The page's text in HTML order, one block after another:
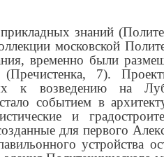
знаний
московской
временно были
7).
к возведению на
событием в
и
для первого
устройства